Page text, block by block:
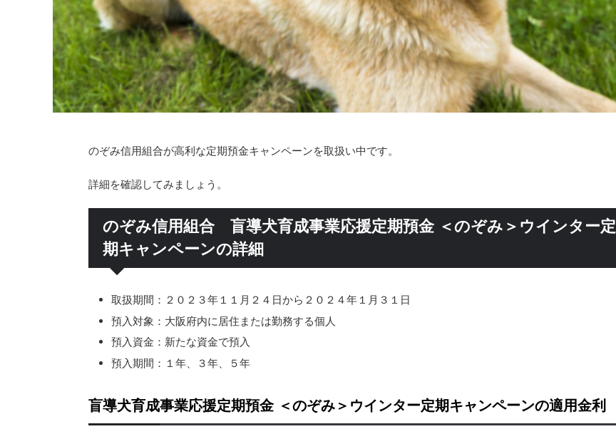
のぞみ信用組合が高利な定期預金キャンペーンを取扱い中です。
詳細を確認してみましょう。
のぞみ信用組合 盲導犬育成事業応援定期預金 ＜のぞみ＞ウインター定
期キャンペーンの詳細
取扱期間：２０２３年１１月２４日から２０２４年１月３１日
預入対象：大阪府内に居住または勤務する個人
預入資金：新たな資金で預入
預入期間：１年、３年、５年
盲導犬育成事業応援定期預金 ＜のぞみ＞ウインター定期キャンペーンの適用金利